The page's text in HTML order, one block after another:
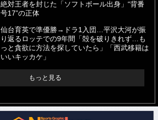
絶対王者を封じた「ソフトボール出身」“背番
号17”の正体
仙台育英で準優勝→ドラ1入団…平沢大河が振
り返るロッテでの9年間「殻を破りきれず…も
っと貪欲に方法を探していたら」「西武移籍は
いいキッカケ」
もっと見る